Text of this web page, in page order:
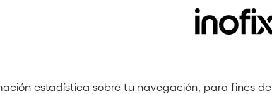
estadística sobre tu navegación, para fines de